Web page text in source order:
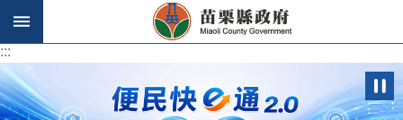
跳到主要內容區塊
:::
:::